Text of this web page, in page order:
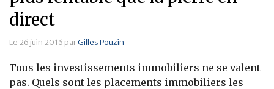
Placements
Assurance Vie
Patrimoine
direct
Le 26 juin 2016 parGilles Pouzin
Tous les investissements immobiliers ne se valent
pas. Quels sont les placements immobiliers les